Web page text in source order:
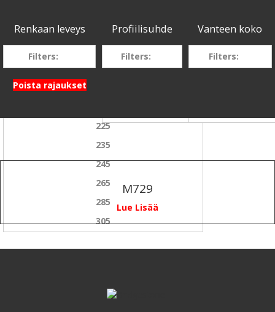
Renkaan leveys
Filters:
225
235
245
265
285
305
Profiilisuhde
Filters:
Vanteen koko
Filters:
Poista rajaukset
M729
Lue Lisää